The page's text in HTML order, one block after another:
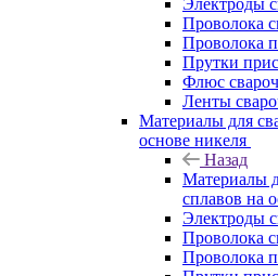
Электроды
Проволока
Проволока
Прутки
Флюс
Ленты
Материалы для
основе никеля
Назад
Материалы
сплавов на
Электроды
Проволока
Проволока